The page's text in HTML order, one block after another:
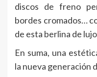
discos de freno
bordes cromados…
de esta berlina de
En suma, una
la nueva generación